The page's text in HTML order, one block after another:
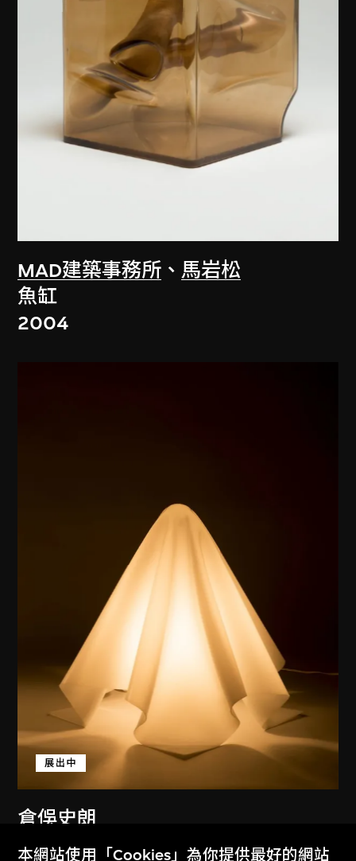
MAD建築事務所 、 馬岩松
魚缸
2004
倉俁史朗
展出中
燈（Oba-Q）
本網站使用「Cookies」為你提供最好的網站